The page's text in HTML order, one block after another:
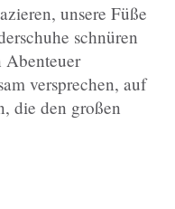
unsere Füße
schnüren
Abenteuer
versprechen, auf
die den großen